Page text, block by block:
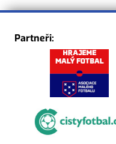
Partneři: